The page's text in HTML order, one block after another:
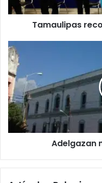
Tamaulipas
Adelgazan